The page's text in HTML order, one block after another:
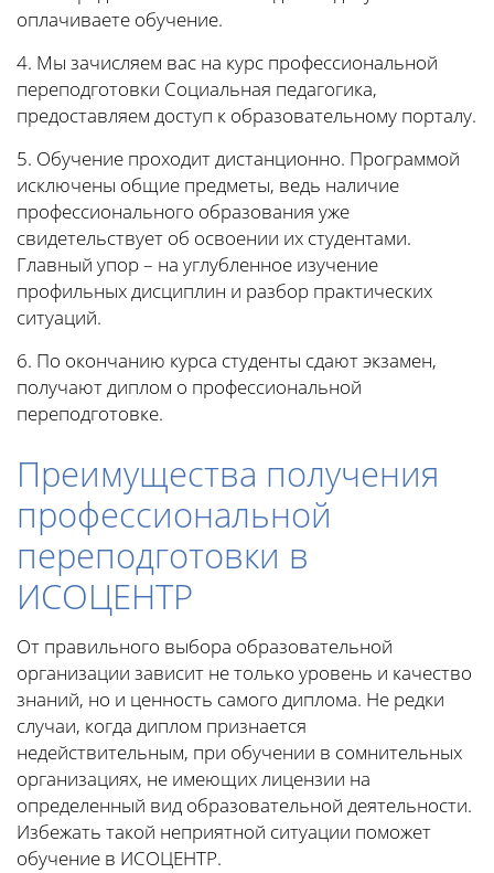
оплачиваете обучение.
4. Мы зачисляем вас на курс профессиональной
переподготовки Социальная педагогика,
предоставляем доступ к образовательному порталу.
5. Обучение проходит дистанционно. Программой
исключены общие предметы, ведь наличие
профессионального образования уже
свидетельствует об освоении их студентами.
Главный упор – на углубленное изучение
профильных дисциплин и разбор практических
ситуаций.
6. По окончанию курса студенты сдают экзамен,
получают диплом о профессиональной
переподготовке.
Преимущества получения
профессиональной
переподготовки в
ИСОЦЕНТР
От правильного выбора образовательной
организации зависит не только уровень и качество
знаний, но и ценность самого диплома. Не редки
случаи, когда диплом признается
недействительным, при обучении в сомнительных
организациях, не имеющих лицензии на
определенный вид образовательной деятельности.
Избежать такой неприятной ситуации поможет
обучение в ИСОЦЕНТР.